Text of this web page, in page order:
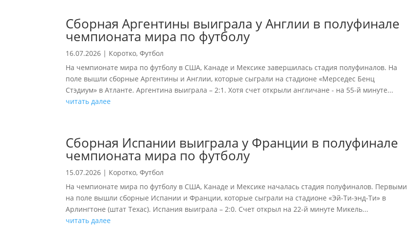
Сборная Аргентины выиграла у Англии в полуфинале
чемпионата мира по футболу
16.07.2026 | Коротко,Футбол
На чемпионате мира по футболу в США, Канаде и Мексике завершилась стадия полуфиналов. На
поле вышли сборные Аргентины и Англии, которые сыграли на стадионе «Мерседес Бенц
Стэдиум» в Атланте. Аргентина выиграла – 2:1. Хотя счет открыли англичане - на 55-й минуте...
читать далее
Сборная Испании выиграла у Франции в полуфинале
чемпионата мира по футболу
15.07.2026 | Коротко,Футбол
На чемпионате мира по футболу в США, Канаде и Мексике началась стадия полуфиналов. Первыми
на поле вышли сборные Испании и Франции, которые сыграли на стадионе «Эй-Ти-энд-Ти» в
Арлингтоне (штат Техас). Испания выиграла – 2:0. Счет открыл на 22-й минуте Микель...
читать далее